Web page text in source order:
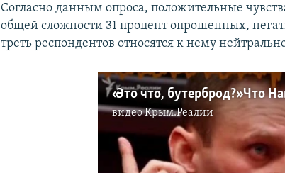
Согласно данным опроса, положительные
общей сложности 31 процент опрошенных,
треть респондентов относятся к нему
видеоКрым.Реалии